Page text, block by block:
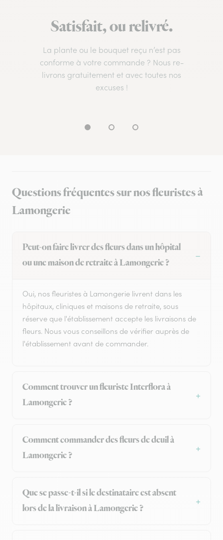
Satisfait, ou relivré.
La plante ou le bouquet reçu n’est pas
conforme à votre commande ? Nous re-
livrons gratuitement et avec toutes nos
excuses !
Questions fréquentes sur nos fleuristes à
Lamongerie
Peut-on faire livrer des fleurs dans un hôpital
ou une maison de retraite à Lamongerie ?
Oui, nos fleuristes à Lamongerie livrent dans les
hôpitaux, cliniques et maisons de retraite, sous
réserve que l'établissement accepte les livraisons de
fleurs. Nous vous conseillons de vérifier auprès de
l'établissement avant de commander.
Comment trouver un fleuriste Interflora à
Lamongerie ?
Comment commander des fleurs de deuil à
Lamongerie ?
Que se passe-t-il si le destinataire est absent
lors de la livraison à Lamongerie ?